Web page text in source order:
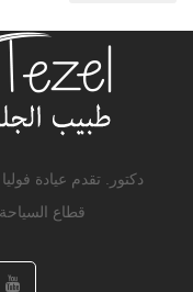
دكتور. تقدم عيادة
قطاع السياحة